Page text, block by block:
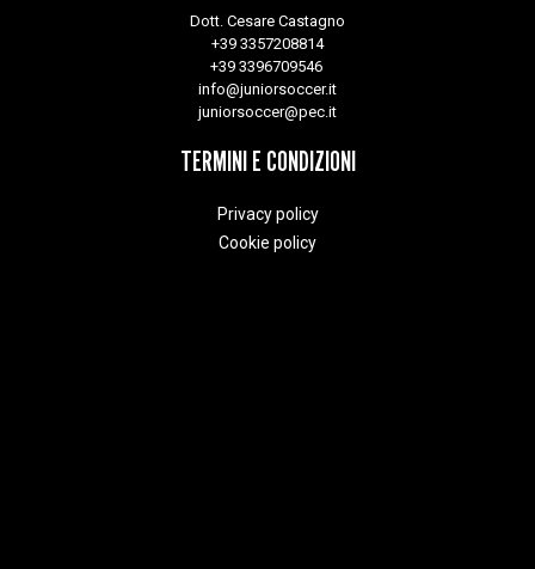
Dott. Cesare Castagno
+39 3357208814
+39 3396709546
info@juniorsoccer.it
juniorsoccer@pec.it
TERMINI E CONDIZIONI
Privacy policy
Cookie policy